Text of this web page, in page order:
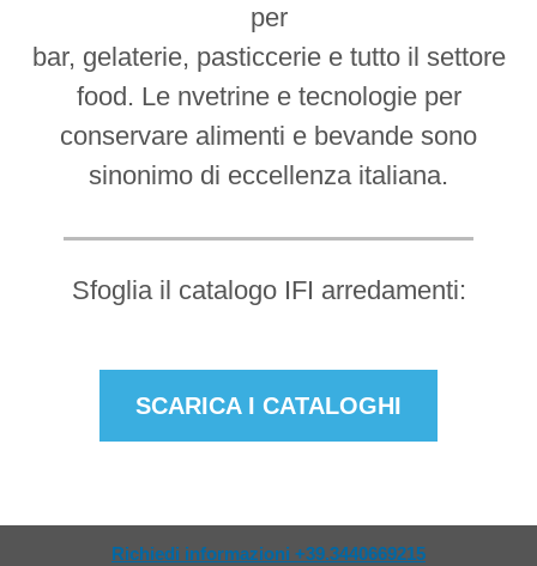
per
bar, gelaterie, pasticcerie e tutto il settore
food. Le nvetrine e tecnologie per
conservare alimenti e bevande sono
sinonimo di eccellenza italiana.
Sfoglia il catalogo IFI arredamenti:
SCARICA I CATALOGHI
Richiedi informazioni +39.3440669215